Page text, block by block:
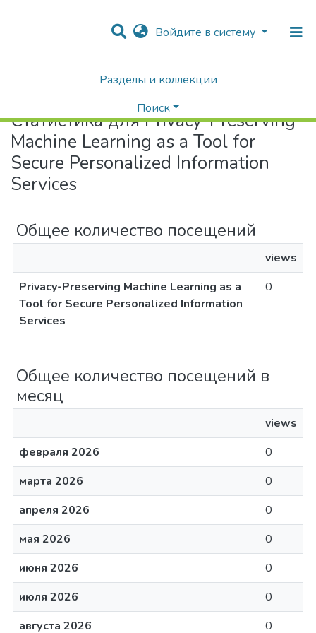
Войдите в систему
Разделы и коллекции
Поиск
Статистика
Статистика для Privacy-Preserving
Machine Learning as a Tool for
Secure Personalized Information
Services
Общее количество посещений
views
Privacy-Preserving Machine Learning as a
Tool for Secure Personalized Information
Services
0
Общее количество посещений в
месяц
views
февраля 2026
0
марта 2026
0
апреля 2026
0
мая 2026
0
июня 2026
0
июля 2026
0
августа 2026
0